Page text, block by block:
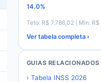
14.0%
Teto: R$ 7.786,02 | Min: R$
Ver tabela completa ›
GUIAS RELACIONADOS
› Tabela INSS 2026